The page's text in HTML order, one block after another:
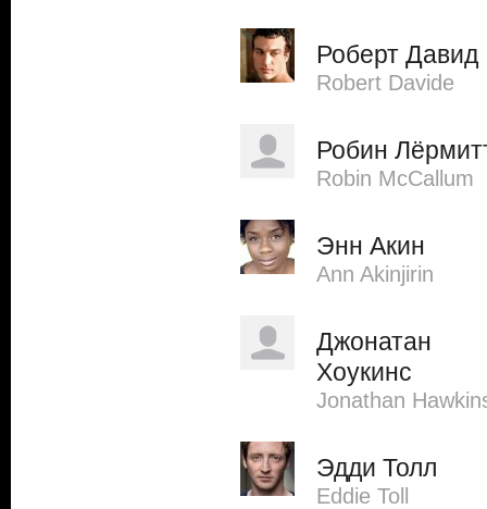
Роберт Давид
Robert Davide
Робин
Robin McCallum
Энн Акин
Ann Akinjirin
Джонатан
Хоукинс
Jonathan
Эдди Толл
Eddie Toll